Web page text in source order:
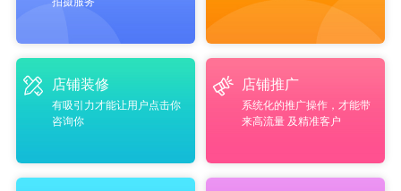
店铺装修
有吸引力才能让用户点击你
咨询你
店铺推广
系统化的推广操作，才能带
来高流量 及精准客户